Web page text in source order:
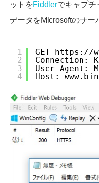
ットをFiddlerでキャプチ
データをMicrosoftのサー
1
2
3
4
GET https://
Connection:
User-Agent:
Host: